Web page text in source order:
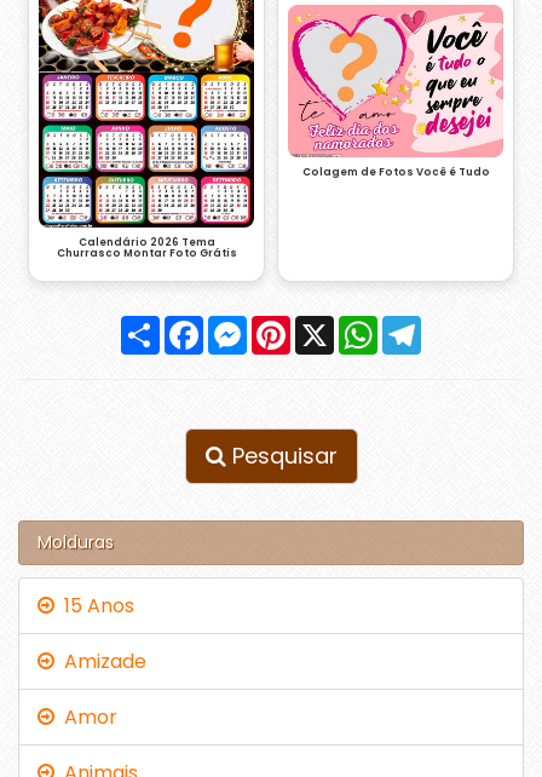
Calendário 2026 Tema
Churrasco Montar Foto Grátis
Colagem de Fotos Você é Tudo
Compartilhar
FacebookMessenger
Pinterest
X WhatsApp
Pesquisar
Molduras
15 Anos
Amizade
Amor